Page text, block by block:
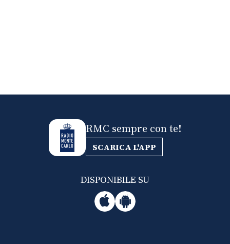
RMC sempre con te!
SCARICA L'APP
DISPONIBILE SU